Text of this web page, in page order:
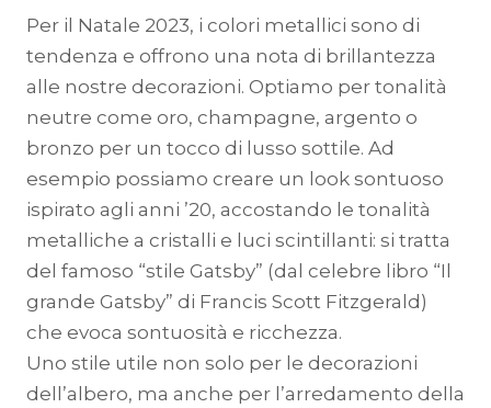
Per il Natale 2023, i colori metallici sono di
tendenza e offrono una nota di brillantezza
alle nostre decorazioni. Optiamo per tonalità
neutre come oro, champagne, argento o
bronzo per un tocco di lusso sottile. Ad
esempio possiamo creare un look sontuoso
ispirato agli anni ’20, accostando le tonalità
metalliche a cristalli e luci scintillanti: si tratta
del famoso “stile Gatsby” (dal celebre libro “Il
grande Gatsby” di Francis Scott Fitzgerald)
che evoca sontuosità e ricchezza.
Uno stile utile non solo per le decorazioni
dell’albero, ma anche per l’arredamento della